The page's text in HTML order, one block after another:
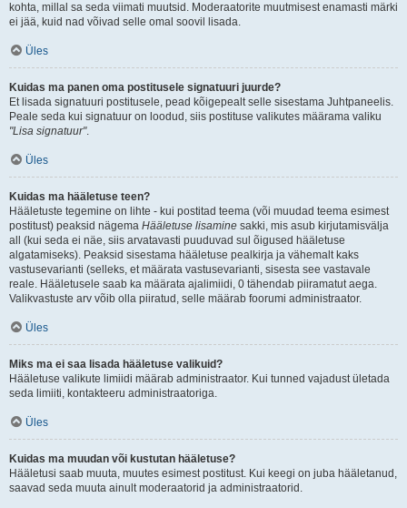
kohta, millal sa seda viimati muutsid. Moderaatorite muutmisest enamasti märki
ei jää, kuid nad võivad selle omal soovil lisada.
Üles
Kuidas ma panen oma postitusele signatuuri juurde?
Et lisada signatuuri postitusele, pead kõigepealt selle sisestama Juhtpaneelis.
Peale seda kui signatuur on loodud, siis postituse valikutes määrama valiku
"Lisa signatuur".
Üles
Kuidas ma hääletuse teen?
Hääletuste tegemine on lihte - kui postitad teema (või muudad teema esimest
postitust) peaksid nägema Hääletuse lisamine sakki, mis asub kirjutamisvälja
all (kui seda ei näe, siis arvatavasti puuduvad sul õigused hääletuse
algatamiseks). Peaksid sisestama hääletuse pealkirja ja vähemalt kaks
vastusevarianti (selleks, et määrata vastusevarianti, sisesta see vastavale
reale. Hääletusele saab ka määrata ajalimiidi, 0 tähendab piiramatut aega.
Valikvastuste arv võib olla piiratud, selle määrab foorumi administraator.
Üles
Miks ma ei saa lisada hääletuse valikuid?
Hääletuse valikute limiidi määrab administraator. Kui tunned vajadust ületada
seda limiiti, kontakteeru administraatoriga.
Üles
Kuidas ma muudan või kustutan hääletuse?
Hääletusi saab muuta, muutes esimest postitust. Kui keegi on juba hääletanud,
saavad seda muuta ainult moderaatorid ja administraatorid.